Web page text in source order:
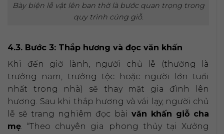
Bày biện lễ vật lên ban thờ là bước quan trọng trong
quy trình cúng giỗ.
4.3. Bước 3: Thắp hương và đọc văn khấn
Khi đến giờ lành, người chủ lễ (thường là
trưởng nam, trưởng tộc hoặc người lớn tuổi
nhất trong nhà) sẽ thay mặt gia đình lên
hương. Sau khi thắp hương và vái lạy, người chủ
lễ sẽ trang nghiêm đọc bài văn khấn giỗ cha
mẹ. “Theo chuyên gia phong thủy tại Xưởng